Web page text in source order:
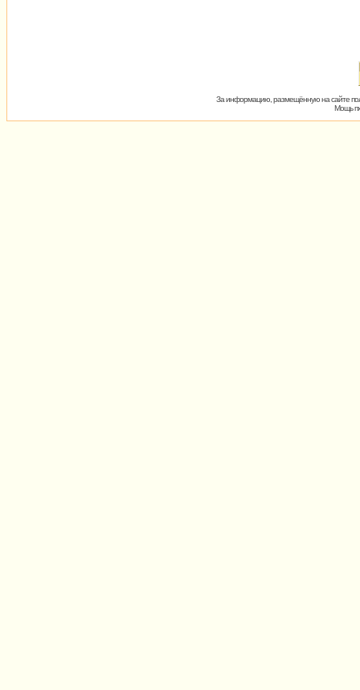
За информацию, размещённую на сайте
Мощь